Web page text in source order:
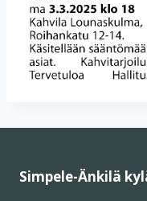
Simpele-Änkilä